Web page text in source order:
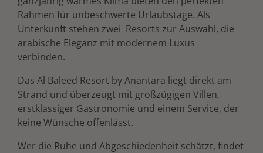
Rahmen für unbeschwerte Urlaubstage. Als
Unterkunft stehen zwei Resorts zur Auswahl, die
arabische Eleganz mit modernem Luxus
verbinden.
Das Al Baleed Resort by Anantara liegt direkt am
Strand und überzeugt mit großzügigen Villen,
erstklassiger Gastronomie und einem Service, der
keine Wünsche offenlässt.
Wer die Ruhe und Abgeschiedenheit schätzt, findet